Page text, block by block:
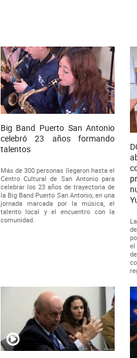
Big Band Puerto San Antonio
celebró 23 años formando
talentos
Más de 300 personas llegaron hasta el
Centro Cultural de San Antonio para
celebrar los 23 años de trayectoria de
la Big Band Puerto San Antonio, en una
jornada marcada por la música, el
talento local y el encuentro con la
comunidad.
el